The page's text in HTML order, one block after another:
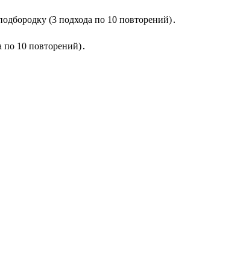
(3 подхода по 10 повторений)․
10 повторений)․